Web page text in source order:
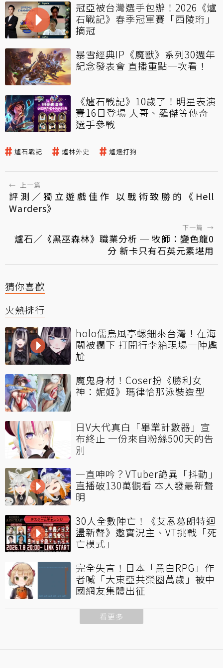
冠亞被台灣選手包辦！2026《爐
石戰記》春季冠軍賽「西陵珩」
摘冠
暴雪經典IP《魔獸》系列30週年
紀念發表會 直播重點一次看！
《爐石戰記》10歲了！明星表演
賽16日登場 大哥、羅傑等傳奇
選手參戰
爐石戰記 爐林外史 爐邊打狗
← 上一篇
評測／獨立遊戲佳作 以戰術致勝的《Hell
Warders》
下一篇 →
爐石／《黑巫森林》職業分析 ─ 牧師：變色龍0
分 新卡只有石英元素堪用
猜你喜歡
火熱排行
holo儒烏風亭螺鈿來台灣！在海
關被攔下 打開行李箱現場一陣尷
尬
魔鬼身材！Coser扮《勝利女
神：妮姬》瑪律恰那泳裝造型
日V大代真白「畢業計數器」宣
布終止 一份來自粉絲500天的告
別
一直呻吟？VTuber詭異「抖動」
直播破130萬觀看 本人發最新聲
明
30人全數陣亡！《艾恩葛朗特迴
盪新聲》邀實況主、VT挑戰「死
亡模式」
完全失言！日本「黑白RPG」作
者喊「大東亞共榮圈萬歲」被中
國網友集體出征
看更多